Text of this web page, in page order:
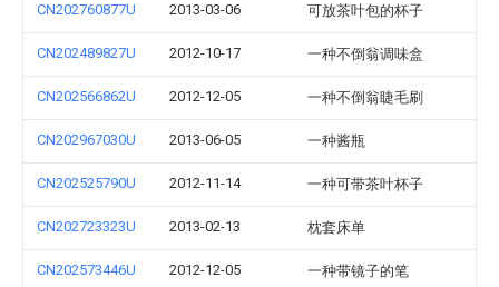
CN202760877U 2013-03-06 可放茶叶包的杯子
CN202489827U 2012-10-17 一种不倒翁调味盒
CN202566862U 2012-12-05 一种不倒翁睫毛刷
CN202967030U 2013-06-05 一种酱瓶
CN202525790U 2012-11-14 一种可带茶叶杯子
CN202723323U 2013-02-13 枕套床单
CN202573446U 2012-12-05 一种带镜子的笔